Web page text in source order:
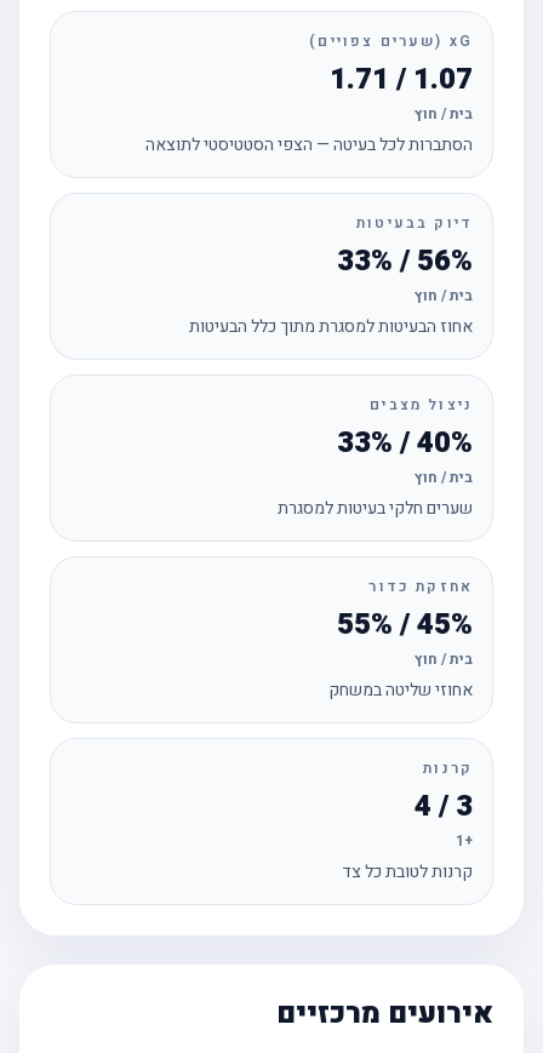
xG (שערים צפויים)
1.07 / 1.71
בית / חוץ
הסתברות לכל בעיטה — הצפי הסטטיסטי לתוצאה
דיוק בבעיטות
56% / 33%
בית / חוץ
אחוז הבעיטות למסגרת מתוך כלל הבעיטות
ניצול מצבים
40% / 33%
בית / חוץ
שערים חלקי בעיטות למסגרת
אחזקת כדור
45% / 55%
בית / חוץ
אחוזי שליטה במשחק
קרנות
3 / 4
קרנות לטובת כל צד
אירועים מרכזיים